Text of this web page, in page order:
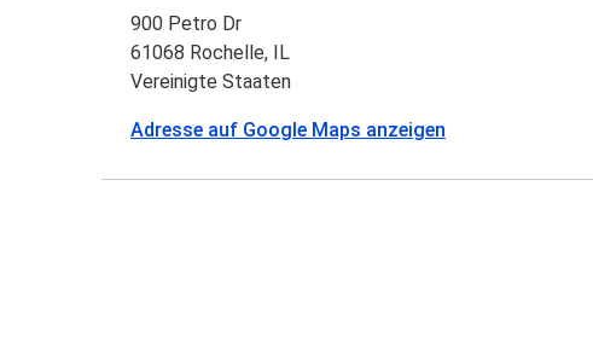
900 Petro Dr
61068 Rochelle, IL
Vereinigte Staaten
Adresse auf Google Maps anzeigen